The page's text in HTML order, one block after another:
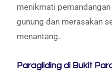
menikmati
gunung dan merasakan
menantang.
Paragliding di Bukit